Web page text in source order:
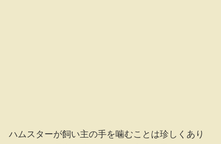
ハムスターが飼い主の手を噛むことは珍しくあり